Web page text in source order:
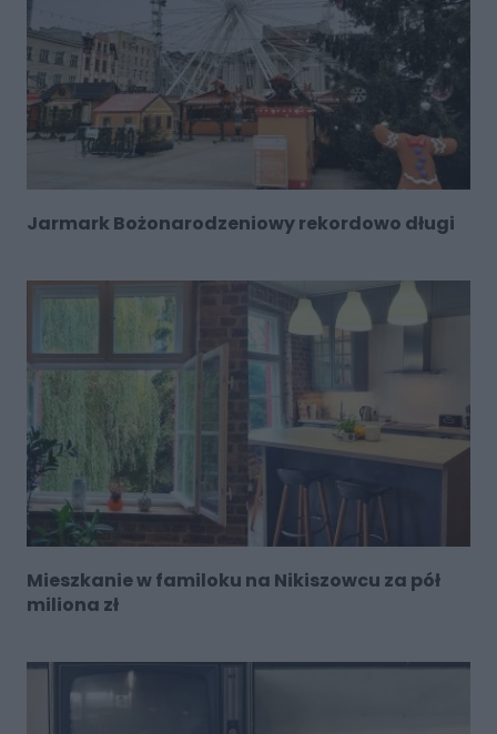
Jarmark Bożonarodzeniowy rekordowo długi
Mieszkanie w familoku na Nikiszowcu za pół
miliona zł